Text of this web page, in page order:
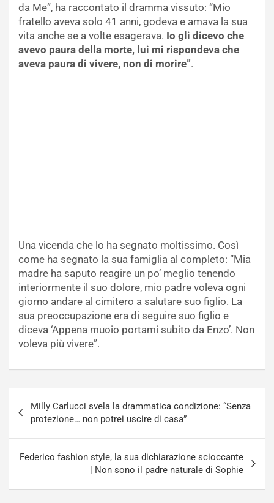
da Me”, ha raccontato il dramma vissuto: “Mio
fratello aveva solo 41 anni, godeva e amava la sua
vita anche se a volte esagerava. Io gli dicevo che
avevo paura della morte, lui mi rispondeva che
aveva paura di vivere, non di morire”.
Una vicenda che lo ha segnato moltissimo. Così
come ha segnato la sua famiglia al completo: “Mia
madre ha saputo reagire un po’ meglio tenendo
interiormente il suo dolore, mio padre voleva ogni
giorno andare al cimitero a salutare suo figlio. La
sua preoccupazione era di seguire suo figlio e
diceva ‘Appena muoio portami subito da Enzo’. Non
voleva più vivere”.
articoli
Milly Carlucci svela la drammatica condizione: “Senza
protezione… non potrei uscire di casa”
Federico fashion style, la sua dichiarazione scioccante
| Non sono il padre naturale di Sophie